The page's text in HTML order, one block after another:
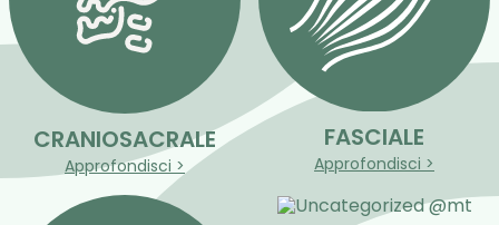
CRANIOSACRALE
Approfondisci >
FASCIALE
Approfondisci >